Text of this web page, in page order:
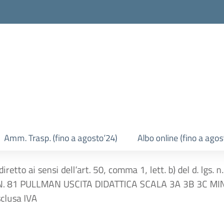
Amm. Trasp. (fino a agosto’24) Albo online (fino a
ai sensi dell’art. 50, comma 1, lett. b) del d. lgs.
81 PULLMAN USCITA DIDATTICA SCALA 3A 3B
IVA